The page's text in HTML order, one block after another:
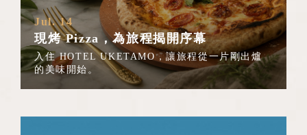
Jul. 14
現烤 Pizza，為旅程揭開序幕
入住 HOTEL UKETAMO，讓旅程從一片剛出爐
的美味開始。